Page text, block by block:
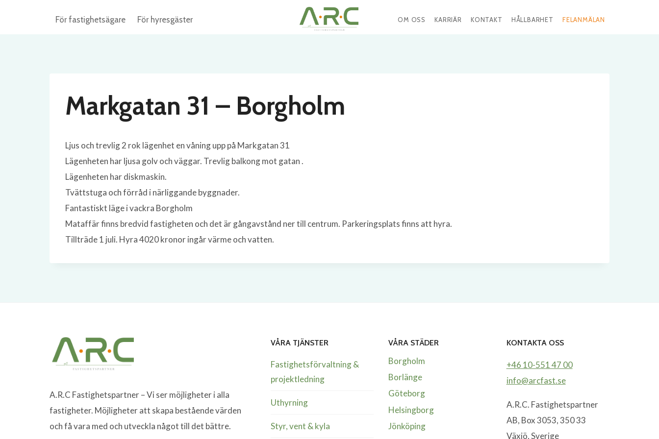
För fastighetsägare För hyresgäster OM OSS KARRIÄR KONTAKT HÅLLBARHET FELANMÄLAN
Markgatan 31 – Borgholm
Ljus och trevlig 2 rok lägenhet en våning upp på Markgatan 31
Lägenheten har ljusa golv och väggar. Trevlig balkong mot gatan .
Lägenheten har diskmaskin.
Tvättstuga och förråd i närliggande byggnader.
Fantastiskt läge i vackra Borgholm
Mataffär finns bredvid fastigheten och det är gångavstånd ner till centrum. Parkeringsplats finns att hyra.
Tillträde 1 juli. Hyra 4020 kronor ingår värme och vatten.
A.R.C Fastighetspartner – Vi ser möjligheter i alla
fastigheter. Möjligheter att skapa bestående värden
och få vara med och utveckla något till det bättre.
VÅRA TJÄNSTER
Fastighetsförvaltning &
projektledning
Uthyrning
Styr, vent & kyla
VÅRA STÄDER
Borgholm
Borlänge
Göteborg
Helsingborg
Jönköping
KONTAKTA OSS
+46 10-551 47 00
info@arcfast.se
A.R.C. Fastighetspartner
AB, Box 3053, 350 33
Växjö, Sverige